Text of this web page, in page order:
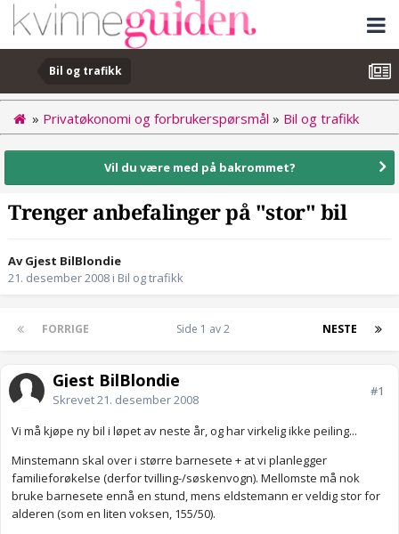
Bil og trafikk
» Privatøkonomi og forbrukerspørsmål » Bil og trafikk
Vil du være med på bakrommet?
Trenger anbefalinger på "stor" bil
Av Gjest BilBlondie
21. desember 2008 i Bil og trafikk
FORRIGE NESTE
Side 1 av 2
Gjest BilBlondie
Skrevet21. desember 2008
#1
Vi må kjøpe ny bil i løpet av neste år, og har virkelig ikke peiling...
Minstemann skal over i større barnesete + at vi planlegger
familieforøkelse (derfor tvilling-/søskenvogn). Mellomste må nok
bruke barnesete ennå en stund, mens eldstemann er veldig stor for
alderen (som en liten voksen, 155/50).